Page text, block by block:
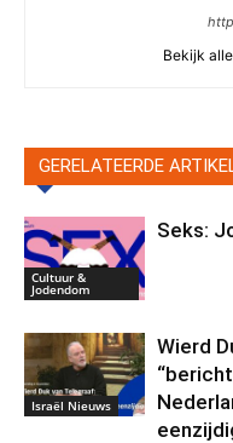
Bekijk
GERELATEERDE
Cultuur &
Jodendom
Seks:
Israël Nieuws
Wierd